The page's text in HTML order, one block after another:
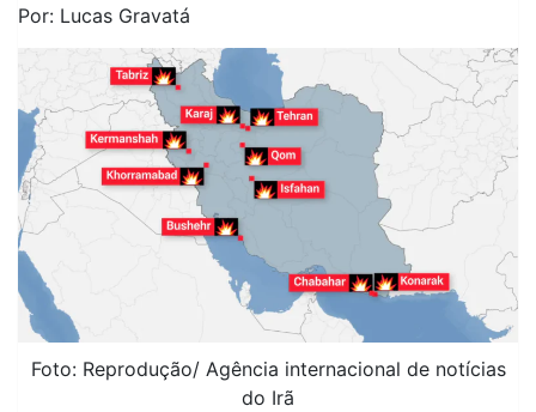
Por: Lucas Gravatá
Foto: Reprodução/ Agência internacional de notícias
do Irã